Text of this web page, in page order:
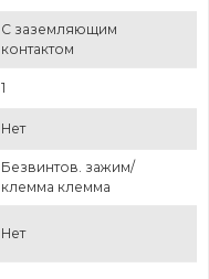
С заземляющим
контактом
1
Нет
Безвинтов. зажим/
клемма клемма
Нет